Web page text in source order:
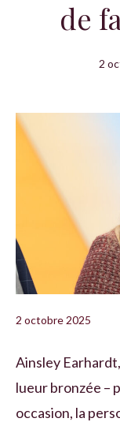
de
2
2 octobre 2025
Ainsley
lueur bronzée –
occasion, la